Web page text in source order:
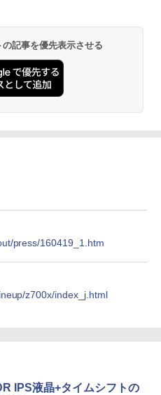
記事を優先表示させる
press/160419_1.htm
z700x/index_j.html
IPS液晶+タイムシフトの